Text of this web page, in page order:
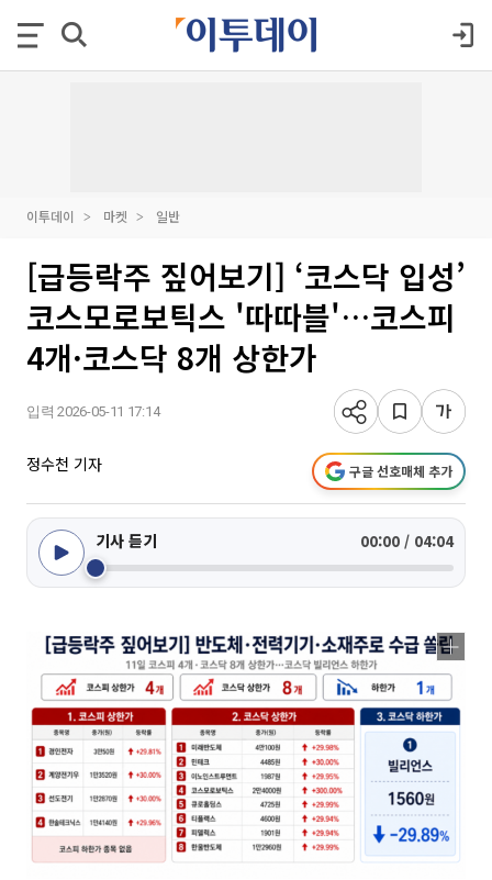
이투데이 마켓 일반
[급등락주 짚어보기] ‘코스닥 입성’
코스모로보틱스 '따따블'…코스피
4개·코스닥 8개 상한가
입력 2026-05-11 17:14
정수천 기자 구글 선호매체 추가
기사 듣기 00:00 / 04:04